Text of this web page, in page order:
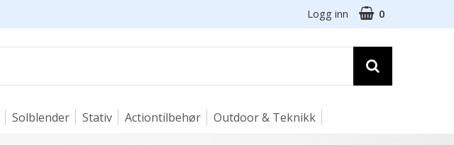
Logg inn 0
Solblender Stativ Actiontilbehør Outdoor & Teknikk